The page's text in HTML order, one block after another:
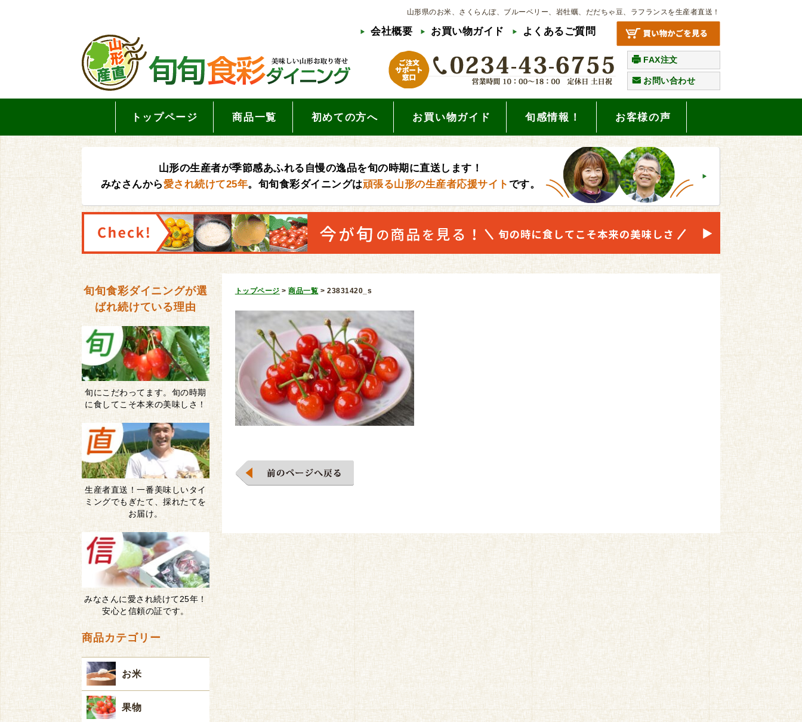
山形県のお米、さくらんぼ、ブルーベリー、岩牡蠣、だだちゃ豆、ラフランスを生産者直送！
会社概要 お買い物ガイド よくあるご質問
FAX注文
お問い合わせ
トップページ 商品一覧 初めての方へ お買い物ガイド 旬感情報！ お客様の声
山形の生産者が季節感あふれる自慢の逸品を旬の時期に直送します！
みなさんから愛され続けて25年。旬旬食彩ダイニングは頑張る山形の生産者応援サイト です。
トップページ >商品一覧 > 23831420_s
旬旬食彩ダイニングが選
ばれ続けている理由
旬にこだわってます。旬の時期
に食してこそ本来の美味しさ！
生産者直送！一番美味しいタイ
ミングでもぎたて、採れたてを
お届け。
みなさんに愛され続けて25年！
安心と信頼の証です。
商品カテゴリー
お米
果物